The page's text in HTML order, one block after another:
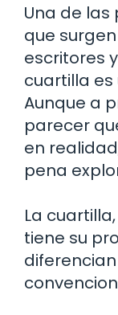
Una de
que
escritores
cuartilla
Aunque a
parecer
en
pena
La
tiene su